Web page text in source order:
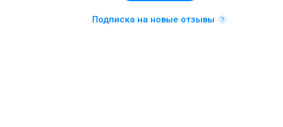
Подписка на новые отзывы